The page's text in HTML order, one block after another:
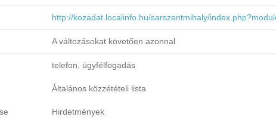
http://kozadat.localinfo.hu/sarszentmihaly/
A változásokat követően azonnal
telefon, ügyfélfogadás
Általános közzétételi lista
Hirdetmények